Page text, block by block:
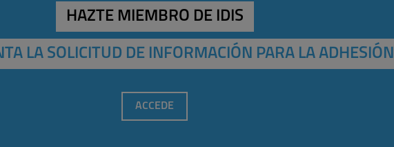
HAZTE MIEMBRO DE IDIS
LA SOLICITUD DE INFORMACIÓN PARA LA ADHESIÓN
ACCEDE